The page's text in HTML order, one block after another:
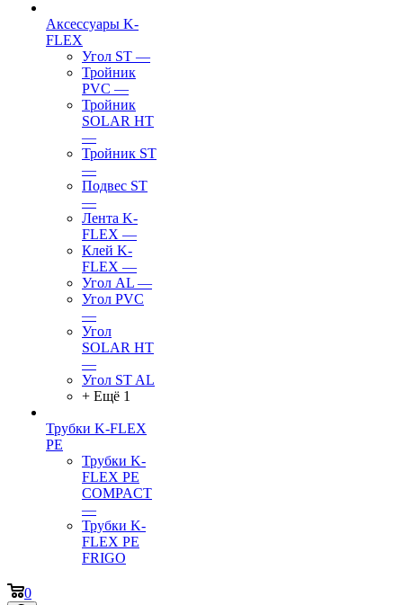
Аксессуары K-
FLEX
Угол ST —
Тройник
PVC —
Тройник
SOLAR HT
—
Тройник ST
—
Подвес ST
—
Лента K-
FLEX —
Клей K-
FLEX —
Угол AL —
Угол PVC
—
Угол
SOLAR HT
—
Угол ST AL
+ Ещё 1
Трубки K-FLEX
PE
Трубки K-
FLEX PE
COMPACT
—
Трубки K-
FLEX PE
FRIGO
0